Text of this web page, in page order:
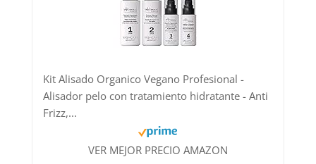
Kit Alisado Organico Vegano Profesional -
Alisador pelo con tratamiento hidratante - Anti
Frizz,...
VER MEJOR PRECIO AMAZON